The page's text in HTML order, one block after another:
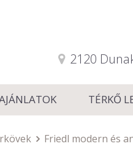
2120
TÉRKŐ
Friedl modern és